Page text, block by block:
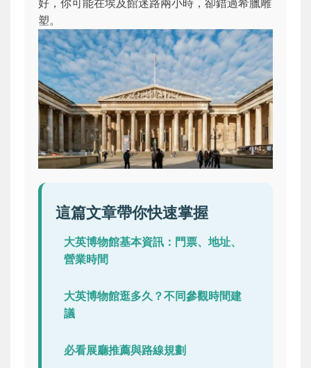
好，你可能在埃及館迷路兩小時，卻錯過希臘雕
塑。
這篇文章帶你快速掌握
大英博物館基本資訊：門票、地址、
營業時間
大英博物館逛多久？不同參觀時間建
議
必看展廳推薦與路線規劃